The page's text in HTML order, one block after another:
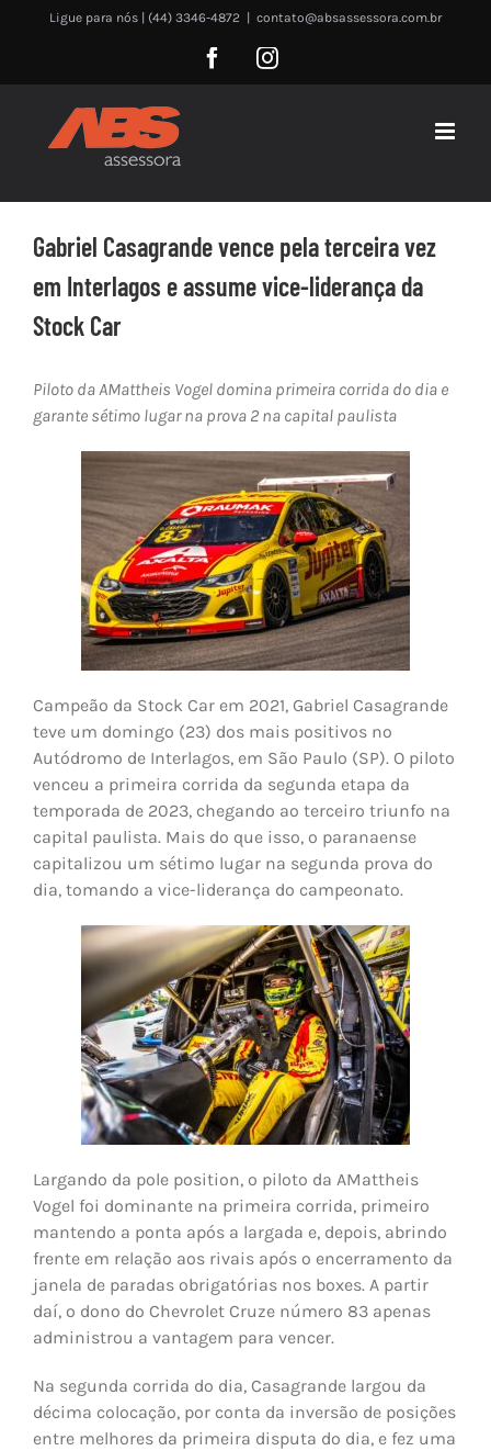
Ligue para nós | (44) 3346-4872 contato@absassessora.com.br
FacebookInstagram
Gabriel Casagrande vence pela terceira vez
em Interlagos e assume vice-liderança da
Stock Car
Piloto da AMattheis Vogel domina primeira corrida do dia e
garante sétimo lugar na prova 2 na capital paulista
Campeão da Stock Car em 2021, Gabriel Casagrande
teve um domingo (23) dos mais positivos no
Autódromo de Interlagos, em São Paulo (SP). O piloto
venceu a primeira corrida da segunda etapa da
temporada de 2023, chegando ao terceiro triunfo na
capital paulista. Mais do que isso, o paranaense
capitalizou um sétimo lugar na segunda prova do
dia, tomando a vice-liderança do campeonato.
Largando da pole position, o piloto da AMattheis
Vogel foi dominante na primeira corrida, primeiro
mantendo a ponta após a largada e, depois, abrindo
frente em relação aos rivais após o encerramento da
janela de paradas obrigatórias nos boxes. A partir
daí, o dono do Chevrolet Cruze número 83 apenas
administrou a vantagem para vencer.
Na segunda corrida do dia, Casagrande largou da
décima colocação, por conta da inversão de posições
entre melhores da primeira disputa do dia, e fez uma